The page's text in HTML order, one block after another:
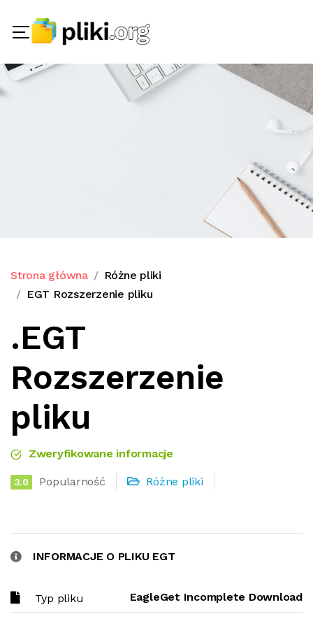
Strona główna
Różne pliki
EGT Rozszerzenie pliku
.EGT
Rozszerzenie
pliku
Zweryfikowane informacje
3.0 Popularność Różne pliki
INFORMACJE O PLIKU EGT
Typ pliku EagleGet Incomplete Download